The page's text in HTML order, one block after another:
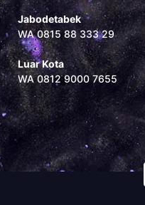
Jabodetabek
WA 0815 88 333 29
Luar Kota
WA 0812 9000 7655